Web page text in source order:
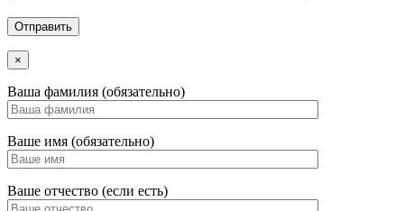
×
Ваша фамилия (обязательно)
Ваше имя (обязательно)
Ваше отчество (если есть)